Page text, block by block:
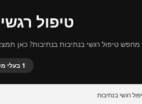
טיפול
מחפש טיפול רגשי בנתיבות בנתיבות? כאן
1 בעלי מקצוע
רגשי בנתיבות